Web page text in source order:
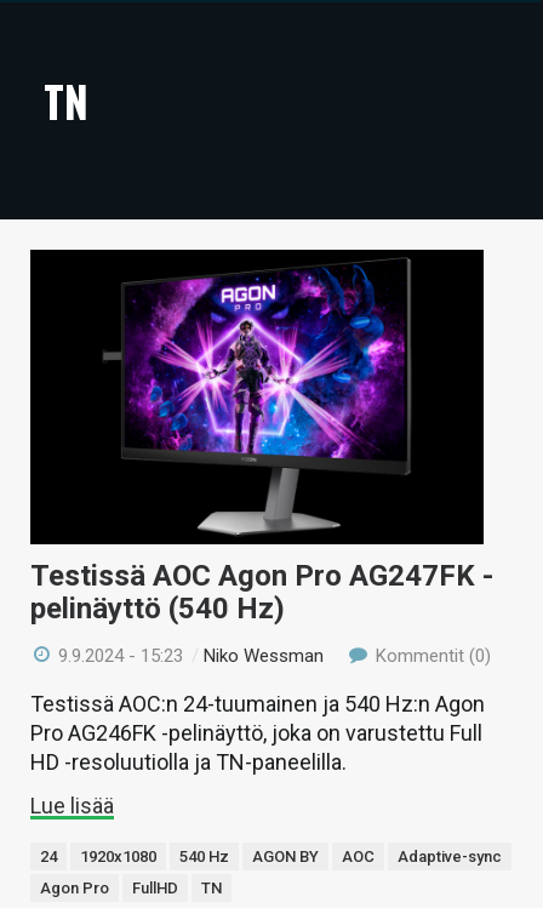
ARTIKKELIT
TECHBBS
VAIHDA TEEMA
HAKU
TN
Testissä AOC Agon Pro AG247FK -
pelinäyttö (540 Hz)
9.9.2024 - 15:23 / Niko Wessman Kommentit (0)
Testissä AOC:n 24-tuumainen ja 540 Hz:n Agon
Pro AG246FK -pelinäyttö, joka on varustettu Full
HD -resoluutiolla ja TN-paneelilla.
Lue lisää
24 1920x1080 540 Hz AGON BY AOC
Adaptive-sync
Agon Pro
FullHD TN